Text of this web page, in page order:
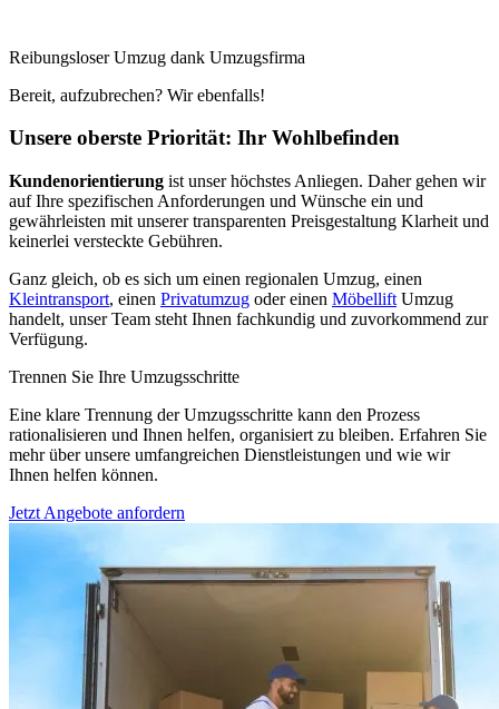
Reibungsloser Umzug dank Umzugsfirma
Bereit, aufzubrechen? Wir ebenfalls!
Unsere oberste Priorität: Ihr Wohlbefinden
Kundenorientierung ist unser höchstes Anliegen. Daher gehen wir
auf Ihre spezifischen Anforderungen und Wünsche ein und
gewährleisten mit unserer transparenten Preisgestaltung Klarheit und
keinerlei versteckte Gebühren.
Ganz gleich, ob es sich um einen regionalen Umzug, einen
Kleintransport, einen Privatumzug oder einen Möbellift Umzug
handelt, unser Team steht Ihnen fachkundig und zuvorkommend zur
Verfügung.
Trennen Sie Ihre Umzugsschritte
Eine klare Trennung der Umzugsschritte kann den Prozess
rationalisieren und Ihnen helfen, organisiert zu bleiben. Erfahren Sie
mehr über unsere umfangreichen Dienstleistungen und wie wir
Ihnen helfen können.
Jetzt Angebote anfordern